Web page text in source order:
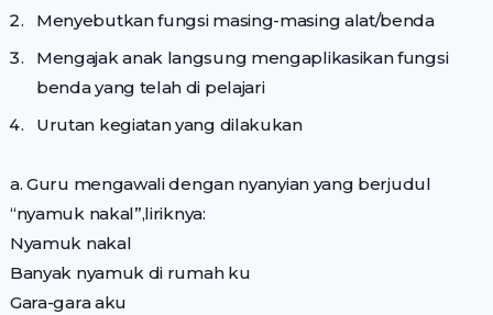
Menyebutkan fungsi masing-masing alat/benda
Mengajak anak langsung mengaplikasikan fungsi
benda yang telah di pelajari
Urutan kegiatan yang dilakukan
a. Guru mengawali dengan nyanyian yang berjudul
“nyamuk nakal”,liriknya:
Nyamuk nakal
Banyak nyamuk di rumah ku
Gara-gara aku